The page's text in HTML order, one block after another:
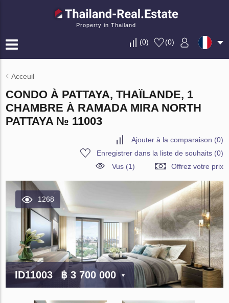
Property in Thailand
(0) (0)
Acceuil
CONDO À PATTAYA, THAÏLANDE, 1
CHAMBRE À RAMADA MIRA NORTH
PATTAYA № 11003
Ajouter à la comparaison (0)
Enregistrer dans la liste de souhaits(0)
Vus (1)
Offrez votre prix
1268
ID11003 ฿ 3 700 000